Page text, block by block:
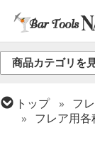
商品カテゴリを
トップ
フ
フレア用